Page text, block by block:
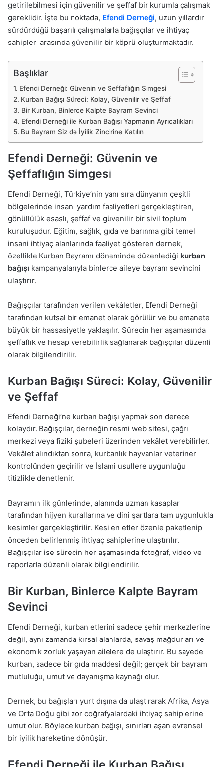
getirilebilmesi için güvenilir ve şeffaf bir kurumla çalışmak
gereklidir. İşte bu noktada, Efendi Derneği, uzun yıllardır
sürdürdüğü başarılı çalışmalarla bağışçılar ve ihtiyaç
sahipleri arasında güvenilir bir köprü oluşturmaktadır.
Başlıklar
Efendi Derneği: Güvenin ve Şeffaflığın Simgesi
Kurban Bağışı Süreci: Kolay, Güvenilir ve Şeffaf
Bir Kurban, Binlerce Kalpte Bayram Sevinci
Efendi Derneği ile Kurban Bağışı Yapmanın Ayrıcalıkları
Bu Bayram Siz de İyilik Zincirine Katılın
Efendi Derneği: Güvenin ve
Şeffaflığın Simgesi
Efendi Derneği, Türkiye’nin yanı sıra dünyanın çeşitli
bölgelerinde insani yardım faaliyetleri gerçekleştiren,
gönüllülük esaslı, şeffaf ve güvenilir bir sivil toplum
kuruluşudur. Eğitim, sağlık, gıda ve barınma gibi temel
insani ihtiyaç alanlarında faaliyet gösteren dernek,
özellikle Kurban Bayramı döneminde düzenlediği kurban
bağışı kampanyalarıyla binlerce aileye bayram sevincini
ulaştırır.
Bağışçılar tarafından verilen vekâletler, Efendi Derneği
tarafından kutsal bir emanet olarak görülür ve bu emanete
büyük bir hassasiyetle yaklaşılır. Sürecin her aşamasında
şeffaflık ve hesap verebilirlik sağlanarak bağışçılar düzenli
olarak bilgilendirilir.
Kurban Bağışı Süreci: Kolay, Güvenilir
ve Şeffaf
Efendi Derneği’ne kurban bağışı yapmak son derece
kolaydır. Bağışçılar, derneğin resmi web sitesi, çağrı
merkezi veya fiziki şubeleri üzerinden vekâlet verebilirler.
Vekâlet alındıktan sonra, kurbanlık hayvanlar veteriner
kontrolünden geçirilir ve İslami usullere uygunluğu
titizlikle denetlenir.
Bayramın ilk günlerinde, alanında uzman kasaplar
tarafından hijyen kurallarına ve dini şartlara tam uygunlukla
kesimler gerçekleştirilir. Kesilen etler özenle paketlenip
önceden belirlenmiş ihtiyaç sahiplerine ulaştırılır.
Bağışçılar ise sürecin her aşamasında fotoğraf, video ve
raporlarla düzenli olarak bilgilendirilir.
Bir Kurban, Binlerce Kalpte Bayram
Sevinci
Efendi Derneği, kurban etlerini sadece şehir merkezlerine
değil, aynı zamanda kırsal alanlarda, savaş mağdurları ve
ekonomik zorluk yaşayan ailelere de ulaştırır. Bu sayede
kurban, sadece bir gıda maddesi değil; gerçek bir bayram
mutluluğu, umut ve dayanışma kaynağı olur.
Dernek, bu bağışları yurt dışına da ulaştırarak Afrika, Asya
ve Orta Doğu gibi zor coğrafyalardaki ihtiyaç sahiplerine
umut olur. Böylece kurban bağışı, sınırları aşan evrensel
bir iyilik hareketine dönüşür.